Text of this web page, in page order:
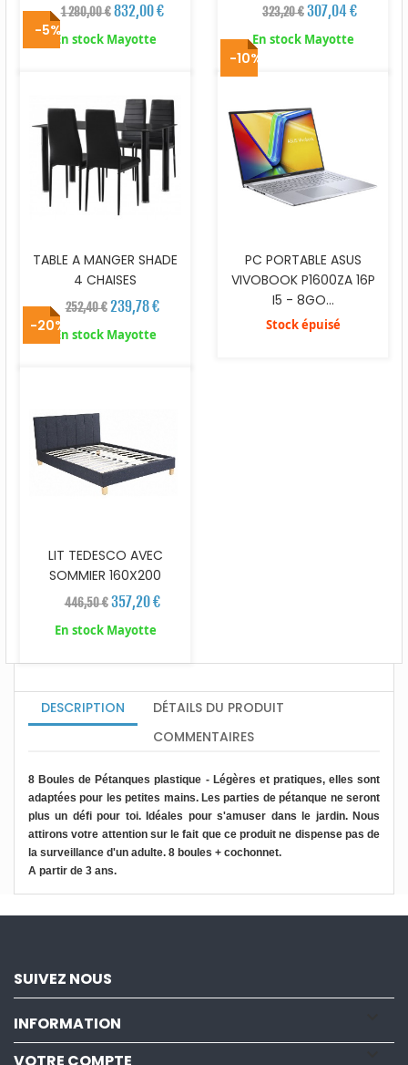
1 280,00 € 832,00 €
En stock Mayotte
323,20 €307,04 €
En stock Mayotte
-5%
TABLE A MANGER SHADE
4 CHAISES
252,40 € 239,78 €
En stock Mayotte
-10%
PC PORTABLE ASUS
VIVOBOOK P1600ZA 16P
I5 - 8GO...
Stock épuisé
-20%
LIT TEDESCO AVEC
SOMMIER 160X200
446,50 € 357,20 €
En stock Mayotte
DESCRIPTION
DÉTAILS DU PRODUIT
COMMENTAIRES
8 Boules de Pétanques plastique - Légères et pratiques, elles sont
adaptées pour les petites mains. Les parties de pétanque ne seront
plus un défi pour toi. Idéales pour s'amuser dans le jardin. Nous
attirons votre attention sur le fait que ce produit ne dispense pas de
la surveillance d'un adulte. 8 boules + cochonnet.
A partir de 3 ans.
SUIVEZ NOUS
INFORMATION
VOTRE COMPTE